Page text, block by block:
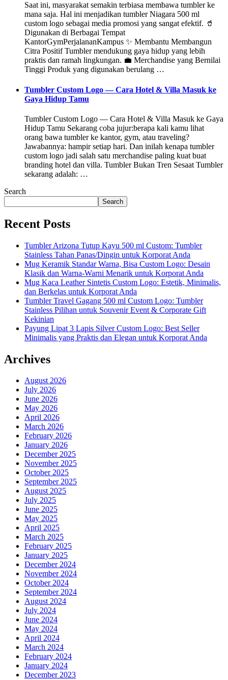
Saat ini, masyarakat semakin terbiasa membawa tumbler ke
mana saja. Hal ini menjadikan tumbler Niagara 500 ml
custom logo sebagai media promosi yang sangat efektif. 🥤
Digunakan di Berbagai Tempat
KantorGymPerjalananKampus ✨ Membantu Membangun
Citra Positif Tumbler mendukung gaya hidup yang lebih
praktis dan ramah lingkungan. 💼 Merchandise yang Bernilai
Tinggi Produk yang digunakan berulang …
Tumbler Custom Logo — Cara Hotel & Villa Masuk ke
Gaya Hidup Tamu
Tumbler Custom Logo — Cara Hotel & Villa Masuk ke Gaya
Hidup Tamu Sekarang coba jujur:berapa kali kamu lihat
orang bawa tumbler ke kantor, gym, atau traveling?
Jawabannya: hampir setiap hari. Dan inilah kenapa tumbler
custom logo jadi salah satu merchandise paling kuat buat
branding hotel dan villa. Tumbler Bukan Tren Sesaat Tumbler
sekarang adalah: …
Search
Search
Recent Posts
Tumbler Arizona Tutup Kayu 500 ml Custom: Tumbler
Stainless Tahan Panas/Dingin untuk Korporat Anda
Mug Keramik Standar Warna, Bisa Custom Logo: Desain
Klasik dan Warna-Warni Menarik untuk Korporat Anda
Mug Kaca Leather Sintetis Custom Logo: Estetik, Minimalis,
dan Berkelas untuk Korporat Anda
Tumbler Travel Gagang 500 ml Custom Logo: Tumbler
Stainless Pilihan untuk Souvenir Event & Corporate Gift
Kekinian
Payung Lipat 3 Lapis Silver Custom Logo: Best Seller
Minimalis yang Praktis dan Elegan untuk Korporat Anda
Archives
August 2026
July 2026
June 2026
May 2026
April 2026
March 2026
February 2026
January 2026
December 2025
November 2025
October 2025
September 2025
August 2025
July 2025
June 2025
May 2025
April 2025
March 2025
February 2025
January 2025
December 2024
November 2024
October 2024
September 2024
August 2024
July 2024
June 2024
May 2024
April 2024
March 2024
February 2024
January 2024
December 2023